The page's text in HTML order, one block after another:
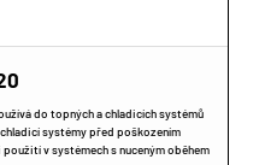
do topných a chladicích systémů
systémy před poškozením
v systémech s nuceným oběhem